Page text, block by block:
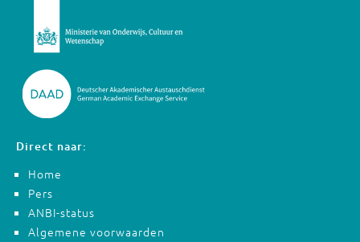
Direct naar:
Home
Pers
ANBI-status
Algemene voorwaarden